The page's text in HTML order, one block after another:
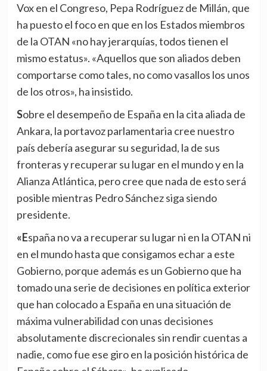
Vox en el Congreso, Pepa Rodríguez de Millán, que
ha puesto el foco en que en los Estados miembros
de la OTAN «no hay jerarquías, todos tienen el
mismo estatus». «Aquellos que son aliados deben
comportarse como tales, no como vasallos los unos
de los otros», ha insistido.
Sobre el desempeño de España en la cita aliada de
Ankara, la portavoz parlamentaria cree nuestro
país debería asegurar su seguridad, la de sus
fronteras y recuperar su lugar en el mundo y en la
Alianza Atlántica, pero cree que nada de esto será
posible mientras Pedro Sánchez siga siendo
presidente.
«España no va a recuperar su lugar ni en la OTAN ni
en el mundo hasta que consigamos echar a este
Gobierno, porque además es un Gobierno que ha
tomado una serie de decisiones en política exterior
que han colocado a España en una situación de
máxima vulnerabilidad con unas decisiones
absolutamente discrecionales sin rendir cuentas a
nadie, como fue ese giro en la posición histórica de